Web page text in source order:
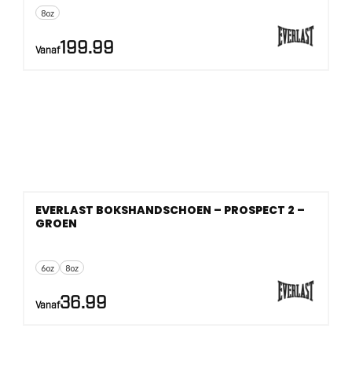
8oz
Vanaf199.99
6oz 8oz
EVERLAST BOKSHANDSCHOEN – PROSPECT 2 –
GROEN
Vanaf36.99